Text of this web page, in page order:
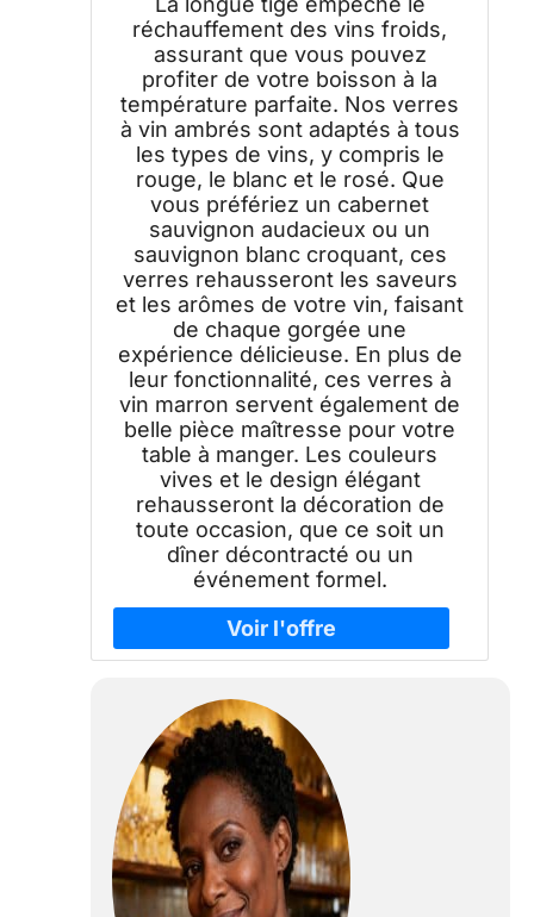
réchauffement des vins froids,
assurant que vous pouvez
profiter de votre boisson à la
température parfaite. Nos verres
à vin ambrés sont adaptés à tous
les types de vins, y compris le
rouge, le blanc et le rosé. Que
vous préfériez un cabernet
sauvignon audacieux ou un
sauvignon blanc croquant, ces
verres rehausseront les saveurs
et les arômes de votre vin, faisant
de chaque gorgée une
expérience délicieuse. En plus de
leur fonctionnalité, ces verres à
vin marron servent également de
belle pièce maîtresse pour votre
table à manger. Les couleurs
vives et le design élégant
rehausseront la décoration de
toute occasion, que ce soit un
dîner décontracté ou un
événement formel.